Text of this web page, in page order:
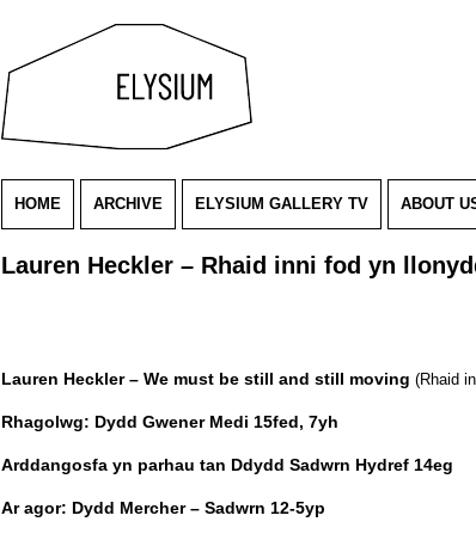
HOME ARCHIVE ELYSIUM GALLERY TV ABOUT
Lauren Heckler – Rhaid inni fod yn
Lauren Heckler – We must be still and still moving (Rhaid
Rhagolwg: Dydd Gwener Medi 15fed, 7yh
Arddangosfa yn parhau tan Ddydd Sadwrn Hydref 14eg
Ar agor: Dydd Mercher – Sadwrn 12-5yp